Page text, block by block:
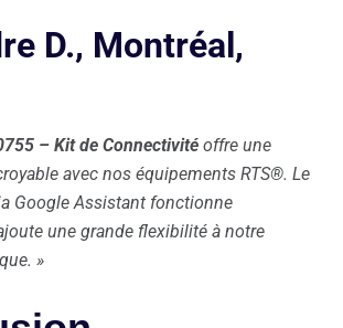
D., Montréal,
– Kit de Connectivité offre une
avec nos équipements RTS®. Le
Google Assistant fonctionne
une grande flexibilité à notre
»